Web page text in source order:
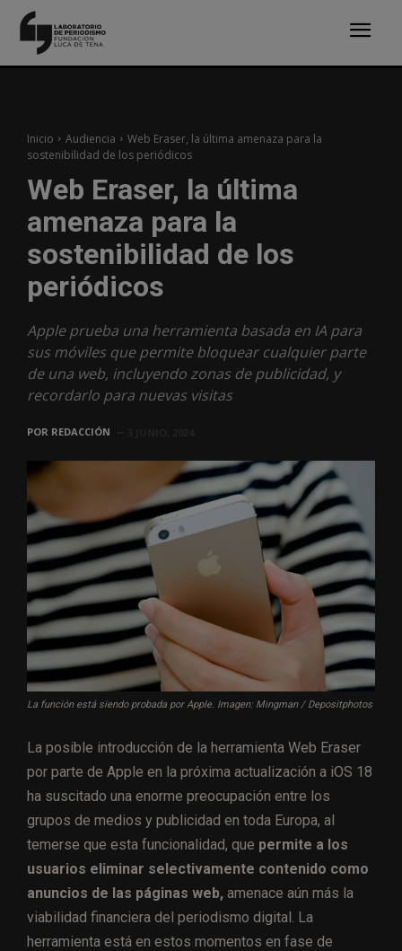
Inicio Audiencia
Web Eraser, la última amenaza para la
sostenibilidad de los periódicos
Web Eraser, la última
amenaza para la
sostenibilidad de los
periódicos
Apple prueba una herramienta basada en IA para
sus móviles que permite bloquear cualquier parte
de una web, incluyendo zonas de publicidad, y
recordarlo para nuevas visitas
POR REDACCIÓN
La función está siendo probada por Apple. Imagen: Mingman / Depositphotos
La posible introducción de la herramienta Web Eraser
por parte de Apple en la próxima actualización a iOS 18
ha suscitado una enorme preocupación entre los
grupos de medios y publicidad en toda Europa, al
temerse que esta funcionalidad, que permite a los
usuarios eliminar selectivamente contenido como
anuncios de las páginas web, amenace aún más la
viabilidad financiera del periodismo digital. La
herramienta está en estos momentos en fase de